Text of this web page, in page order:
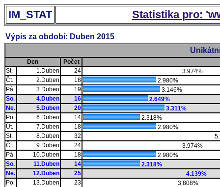
IM_STAT Statistika pro:
Výpis za období: Duben 2015
Den
Počet
St.
1.Duben 24
3.974%
Čt.
2.Duben 18
2.980%
Pá.
3.Duben 19
3.146%
So.
4.Duben 16
2.649%
Ne.
5.Duben 20
3.311%
Po.
6.Duben 14
2.318%
Út.
7.Duben 18
2.980%
St.
8.Duben 32
Čt.
9.Duben 24
3.974%
Pá.
10.Duben 18
2.980%
So.
11.Duben 14
2.318%
Ne.
12.Duben 25
4.139%
Po.
13.Duben 23
3.808%